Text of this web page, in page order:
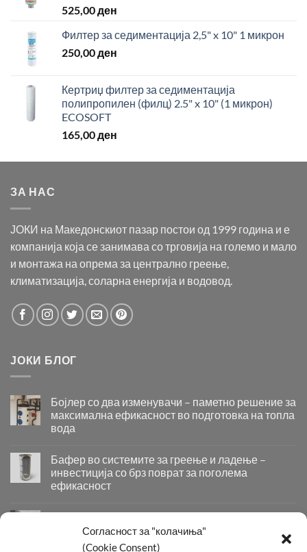
Согласност за "колачиња"
(Cookie Consent)
525,00ден
Филтер за седиментација 2,5" x 10" 1 микрон
250,00ден
Кертриџ филтер за седиментација
полипропилен (филц) 2.5" x 10" (1 микрон)
ECOSOFT
165,00ден
ЗА НАС
ЈОКИ на Македонскиот пазар постои од 1999 година и е
компанија која се занимава со трговија на големо и мало
и монтажа на опрема за централно греење,
климатизација, соларна енергија и водовод.
ЈОКИ БЛОГ
Бојлер со два изменувачи – паметно решение за
максимална ефикасност во подготовка на топла
вода
со
изменувачи
–
решение
максимална
ефикасност
Бафер во системите за греење и ладење –
инвестиција со брз поврат за поголема
ефикасност
во
Системи за Греење и Ладење
Придобивки